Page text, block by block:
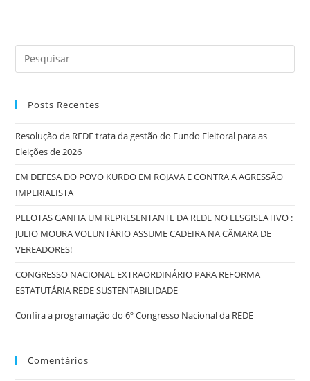
Posts Recentes
Resolução da REDE trata da gestão do Fundo Eleitoral para as
Eleições de 2026
EM DEFESA DO POVO KURDO EM ROJAVA E CONTRA A AGRESSÃO
IMPERIALISTA
PELOTAS GANHA UM REPRESENTANTE DA REDE NO LESGISLATIVO :
JULIO MOURA VOLUNTÁRIO ASSUME CADEIRA NA CÂMARA DE
VEREADORES!
CONGRESSO NACIONAL EXTRAORDINÁRIO PARA REFORMA
ESTATUTÁRIA REDE SUSTENTABILIDADE
Confira a programação do 6º Congresso Nacional da REDE
Comentários